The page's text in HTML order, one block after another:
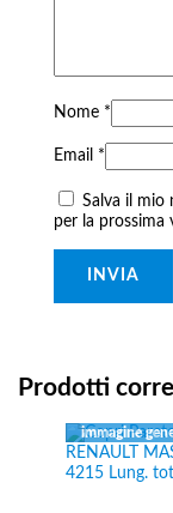
Nome *
Email *
Salva il mio
per la prossima
Prodotti